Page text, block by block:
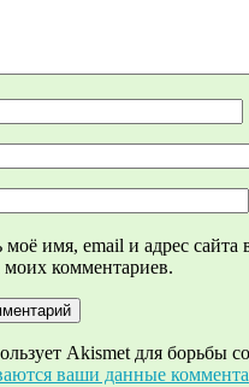
имя, email и адрес сайта
комментариев.
Akismet для борьбы
ваши данные